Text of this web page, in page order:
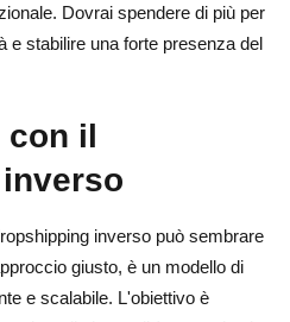
Dovrai spendere di più per
e stabilire una forte presenza del
con il
inverso può sembrare
giusto, è un modello di
e scalabile. L'obiettivo è